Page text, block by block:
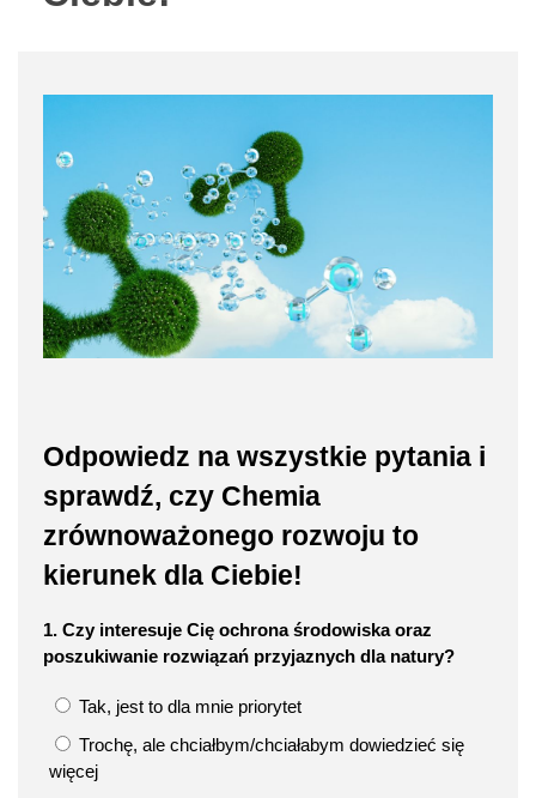
Odpowiedz na wszystkie pytania i
sprawdź, czy Chemia
zrównoważonego rozwoju to
kierunek dla Ciebie!
1. Czy interesuje Cię ochrona środowiska oraz
poszukiwanie rozwiązań przyjaznych dla natury?
Tak, jest to dla mnie priorytet
Trochę, ale chciałbym/chciałabym dowiedzieć się
więcej